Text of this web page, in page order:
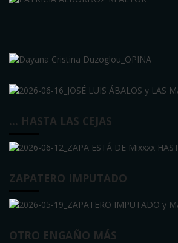
… HASTA LAS CEJAS
ZAPATERO IMPUTADO
OTRO ENGAÑO MÁS